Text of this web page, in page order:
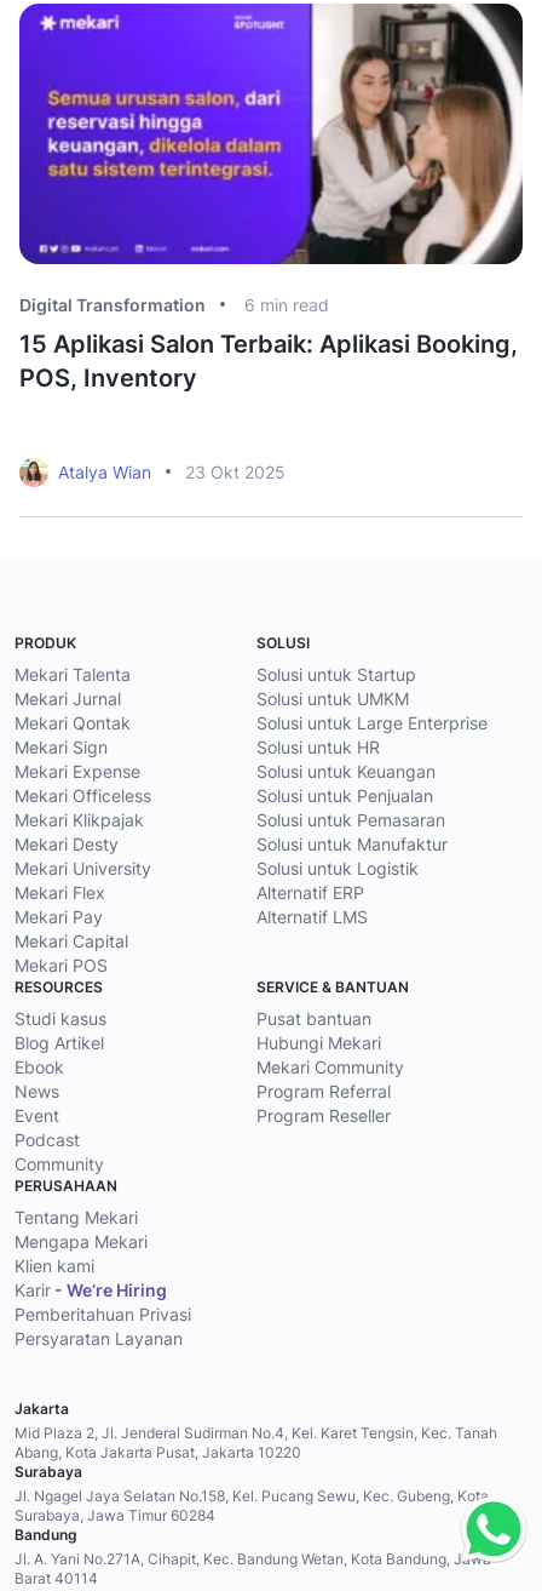
Digital Transformation 6 min read
15 Aplikasi Salon Terbaik: Aplikasi Booking,
POS, Inventory
Atalya Wian 23 Okt 2025
PRODUK
Mekari Talenta
Mekari Jurnal
Mekari Qontak
Mekari Sign
Mekari Expense
Mekari Officeless
Mekari Klikpajak
Mekari Desty
Mekari University
Mekari Flex
Mekari Pay
Mekari Capital
Mekari POS
SOLUSI
Solusi untuk Startup
Solusi untuk UMKM
Solusi untuk Large Enterprise
Solusi untuk HR
Solusi untuk Keuangan
Solusi untuk Penjualan
Solusi untuk Pemasaran
Solusi untuk Manufaktur
Solusi untuk Logistik
Alternatif ERP
Alternatif LMS
RESOURCES
Studi kasus
Blog Artikel
Ebook
News
Event
Podcast
Community
SERVICE & BANTUAN
Pusat bantuan
Hubungi Mekari
Mekari Community
Program Referral
Program Reseller
PERUSAHAAN
Tentang Mekari
Mengapa Mekari
Klien kami
Karir - We’re Hiring
Pemberitahuan Privasi
Persyaratan Layanan
Jakarta
Mid Plaza 2, Jl. Jenderal Sudirman No.4, Kel. Karet Tengsin, Kec. Tanah
Abang, Kota Jakarta Pusat, Jakarta 10220
Surabaya
Jl. Ngagel Jaya Selatan No.158, Kel. Pucang Sewu, Kec. Gubeng, Kota
Surabaya, Jawa Timur 60284
Bandung
Jl. A. Yani No.271A, Cihapit, Kec. Bandung Wetan, Kota Bandung, Jawa
Barat 40114